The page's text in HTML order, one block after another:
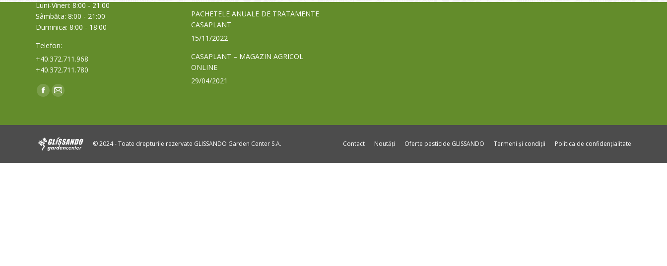
Luni-Vineri: 8:00 - 21:00
Sâmbăta: 8:00 - 21:00
Duminica: 8:00 - 18:00
Telefon:
+40.372.711.968
+40.372.711.780
Find us on:
Facebook
new
Mail
new
PACHETELE ANUALE DE TRATAMENTE
CASAPLANT
15/11/2022
CASAPLANT – MAGAZIN AGRICOL
ONLINE
29/04/2021
© 2024 - Toate drepturile rezervate GLISSANDO Garden Center S.A. Contact Noutăți Oferte pesticide GLISSANDO Termeni și condiții Politica de confidențialitate